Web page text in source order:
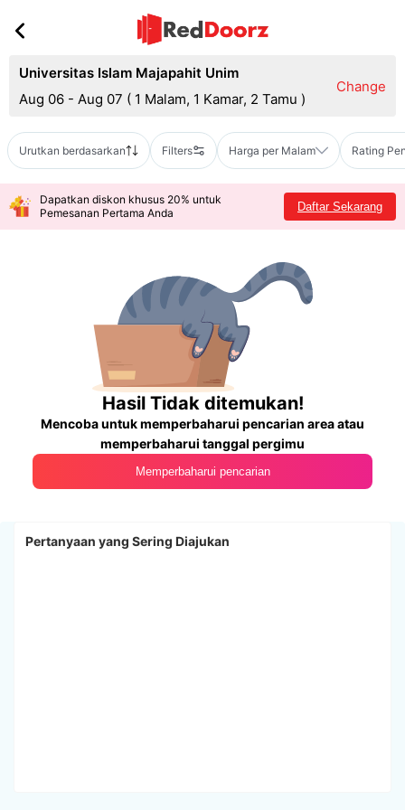
Universitas Islam Majapahit Unim
Aug 06 - Aug 07 ( 1 Malam, 1 Kamar, 2 Tamu )
Change
Urutkan berdasarkan Filters Harga per Malam Rating
Dapatkan diskon khusus 20% untuk
Pemesanan Pertama Anda
Daftar Sekarang
Hasil Tidak ditemukan!
Mencoba untuk memperbaharui pencarian area atau
memperbaharui tanggal pergimu
Memperbaharui pencarian
Pertanyaan yang Sering Diajukan